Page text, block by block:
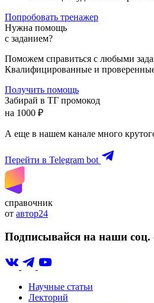
Попробовать тренажер
Нужна помощь
с заданием?
Поможем справиться с любыми
Квалифицированные и
Получить помощь
Забирай в ТГ промокод
на 1000 ₽
А еще в нашем канале много
Перейти в Telegram bot
справочник
от автор24
Подписывайся на наши соц.
Научные статьи
Лекторий